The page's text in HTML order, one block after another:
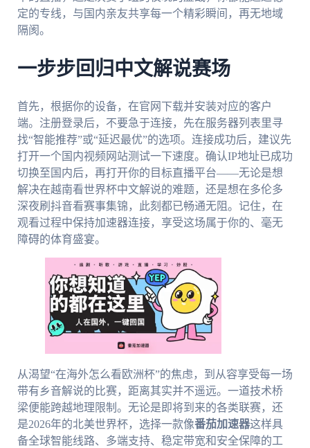
定的专线，与国内亲友共享每一个精彩瞬间，再无地域
隔阂。
一步步回归中文解说赛场
首先，根据你的设备，在官网下载并安装对应的客户
端。注册登录后，不要急于连接，先在服务器列表里寻
找“智能推荐”或“延迟最优”的选项。连接成功后，建议先
打开一个国内视频网站测试一下速度。确认IP地址已成功
切换至国内后，再打开你的目标直播平台——无论是想
解决在越南看世界杯中文解说的难题，还是想在多伦多
深夜刷抖音看赛事集锦，此刻都已畅通无阻。记住，在
观看过程中保持加速器连接，享受这场属于你的、毫无
障碍的体育盛宴。
从渴望“在海外怎么看欧洲杯”的焦虑，到从容享受每一场
带有乡音解说的比赛，距离其实并不遥远。一道技术桥
梁便能跨越地理限制。无论是即将到来的各类联赛，还
是2026年的北美世界杯，选择一款像番茄加速器这样具
备全球智能线路、多端支持、稳定带宽和安全保障的工